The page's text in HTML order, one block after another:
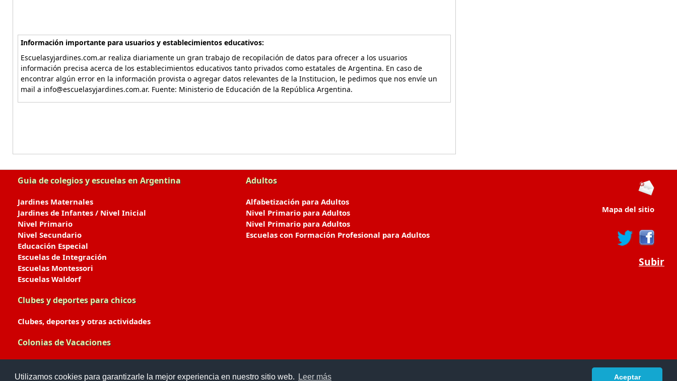
Utilizamos cookies para garantizarle la mejor experiencia en nuestro sitio web. Leer más Aceptar
Información importante para usuarios y establecimientos educativos:
Escuelasyjardines.com.ar realiza diariamente un gran trabajo de recopilación de datos para ofrecer a los usuarios
información precisa acerca de los establecimientos educativos tanto privados como estatales de Argentina. En caso de
encontrar algún error en la información provista o agregar datos relevantes de la Institucion, le pedimos que nos envíe un
mail a info@escuelasyjardines.com.ar. Fuente: Ministerio de Educación de la República Argentina.
Guia de colegios y escuelas en Argentina
Jardines Maternales
Jardines de Infantes / Nivel Inicial
Nivel Primario
Nivel Secundario
Educación Especial
Escuelas de Integración
Escuelas Montessori
Escuelas Waldorf
Clubes y deportes para chicos
Clubes, deportes y otras actividades
Colonias de Vacaciones
Adultos
Alfabetización para Adultos
Nivel Primario para Adultos
Nivel Primario para Adultos
Escuelas con Formación Profesional para Adultos
Mapa del sitio
Subir